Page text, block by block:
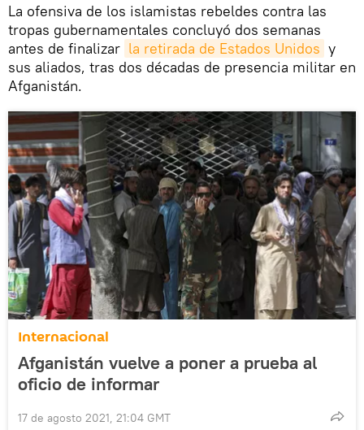
La ofensiva de los islamistas rebeldes contra las
tropas gubernamentales concluyó dos semanas
antes de finalizar la retirada de Estados Unidos y
sus aliados, tras dos décadas de presencia militar en
Afganistán.
Internacional
Afganistán vuelve a poner a prueba al
oficio de informar
17 de agosto 2021, 21:04 GMT